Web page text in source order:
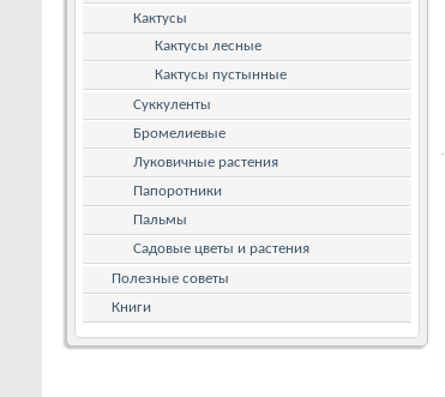
Кактусы
Кактусы лесные
Кактусы пустынные
Суккуленты
Бромелиевые
Луковичные растения
Папоротники
Пальмы
Садовые цветы и растения
Полезные советы
Книги